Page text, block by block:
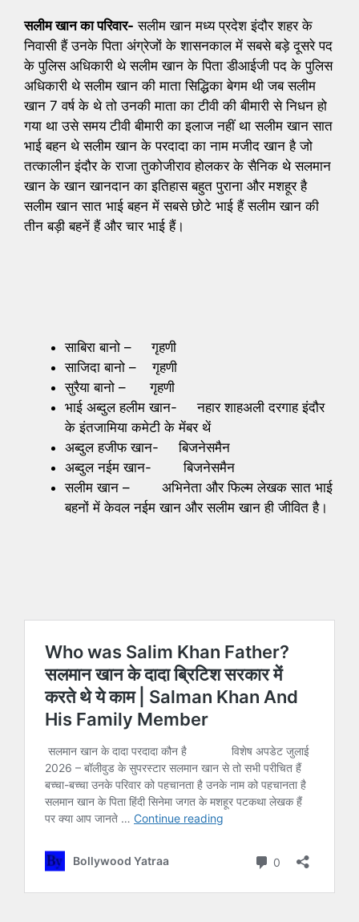
सलीम खान का परिवार- सलीम खान मध्य प्रदेश इंदौर शहर के
निवासी हैं उनके पिता अंग्रेजों के शासनकाल में सबसे बड़े दूसरे पद
के पुलिस अधिकारी थे सलीम खान के पिता डीआईजी पद के पुलिस
अधिकारी थे सलीम खान की माता सिद्धिका बेगम थी जब सलीम
खान 7 वर्ष के थे तो उनकी माता का टीवी की बीमारी से निधन हो
गया था उसे समय टीवी बीमारी का इलाज नहीं था सलीम खान सात
भाई बहन थे सलीम खान के परदादा का नाम मजीद खान है जो
तत्कालीन इंदौर के राजा तुकोजीराव होलकर के सैनिक थे सलमान
खान के खान खानदान का इतिहास बहुत पुराना और मशहूर है
सलीम खान सात भाई बहन में सबसे छोटे भाई हैं सलीम खान की
तीन बड़ी बहनें हैं और चार भाई हैं।
साबिरा बानो – गृहणी
साजिदा बानो – गृहणी
सुरैया बानो – गृहणी
भाई अब्दुल हलीम खान- नहार शाहअली दरगाह इंदौर
के इंतजामिया कमेटी के मेंबर थें
अब्दुल हजीफ खान- बिजनेसमैन
अब्दुल नईम खान- बिजनेसमैन
सलीम खान – अभिनेता और फिल्म लेखक सात भाई
बहनों में केवल नईम खान और सलीम खान ही जीवित है।